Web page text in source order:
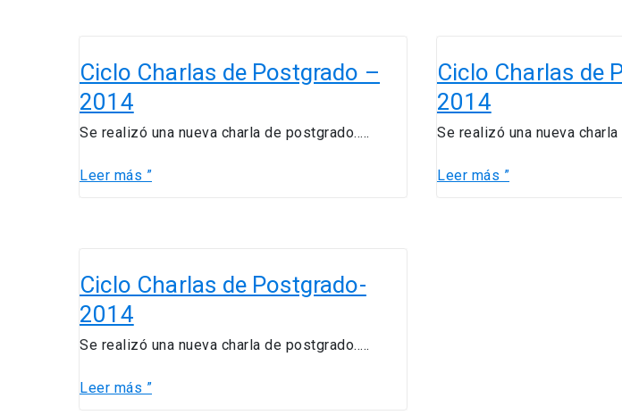
Ciclo Charlas de Postgrado –
2014
Se realizó una nueva charla de postgrado…..
Charlas
de
Postgrado
–
Leer más ”
Ciclo Charlas de
2014
Se realizó una nueva
Charlas
de
Postgrado-
2014
Leer más ”
Ciclo Charlas de Postgrado-
2014
Se realizó una nueva charla de postgrado…..
Charlas
de
Postgrado-
2014
Leer más ”